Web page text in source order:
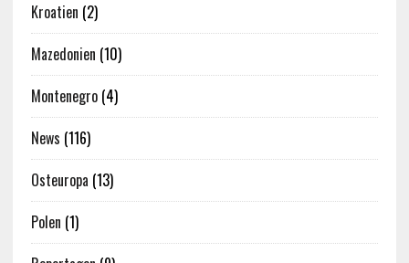
Kroatien (2)
Mazedonien (10)
Montenegro(4)
News (116)
Osteuropa (13)
Polen (1)